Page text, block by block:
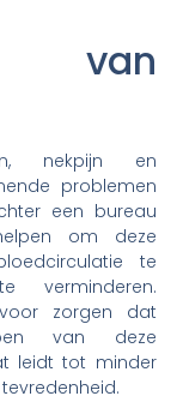
van
nekpijn en
problemen
een bureau
om deze
te
verminderen.
zorgen dat
van deze
leidt tot minder